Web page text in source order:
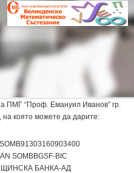
ПМГ “Проф. Емануил Иванов” гр.
на която можете да дарите:
SOMBBGSF-BIC
БАНКА-АД